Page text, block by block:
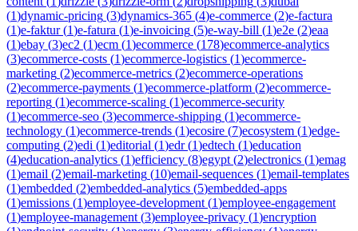
(1)dynamic-pricing (3)dynamics-365 (4)e-commerce (2)e-factura
(1)e-faktur(1)e-fatura (1)e-invoicing (5)e-way-bill (1)e2e (2)eaa
(1)ebay (3)ec2 (1)ecm (1)ecommerce (178)ecommerce-analytics
(3)ecommerce-costs (1)ecommerce-logistics (1)ecommerce-
marketing (2)ecommerce-metrics (2)ecommerce-operations
(2)ecommerce-payments (1)ecommerce-platform (2)ecommerce-
reporting (1)ecommerce-scaling (1)ecommerce-security
(1)ecommerce-seo (3)ecommerce-shipping (1)ecommerce-
technology (1)ecommerce-trends (1)ecosire (7)ecosystem (1)edge-
computing (2)edi (1)editorial (1)edr(1)edtech (1)education
(4)education-analytics (1)efficiency (8)egypt (2)electronics (1)emag
(1)email (2)email-marketing (10)email-sequences (1)email-templates
(1)embedded (2)embedded-analytics (5)embedded-apps
(1)emissions (1)employee-development (1)employee-engagement
(1)employee-management (3)employee-privacy (1)encryption